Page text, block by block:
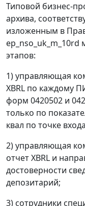
Типовой бизнес-
архива,
изложенным в
этапов:
1) управляющая
XBRL по каждому
форм 0420502 и
только по
квал по точке
2) управляющая
отчет XBRL и
достоверности
депозитарий;
3) сотрудники